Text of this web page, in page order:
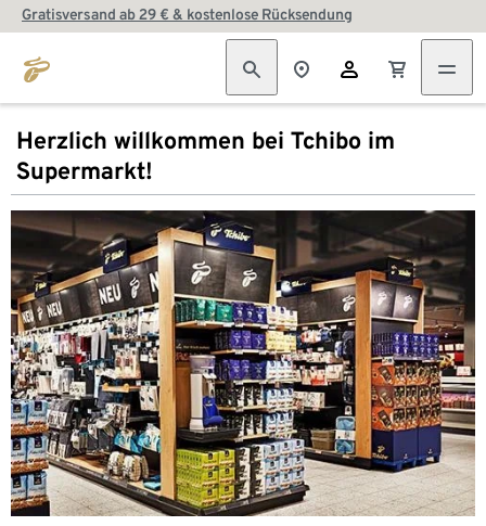
Gratisversand ab 29 € & kostenlose Rücksendung
Herzlich willkommen bei Tchibo im
Supermarkt!